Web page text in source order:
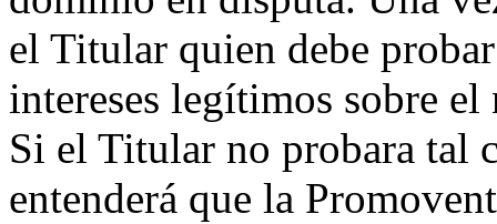
el Titular quien debe
intereses legítimos sobre
Si el Titular no probara tal
entenderá que la